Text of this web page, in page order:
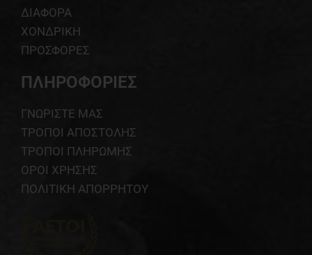
ΔΙΑΦΟΡΑ
ΧΟΝΔΡΙΚΗ
ΠΡΟΣΦΟΡΕΣ
ΠΛΗΡΟΦΟΡΙΕΣ
ΓΝΩΡΙΣΤΕ ΜΑΣ
ΤΡΟΠΟΙ ΑΠΟΣΤΟΛΗΣ
ΤΡΟΠΟΙ ΠΛΗΡΩΜΗΣ
ΟΡΟΙ ΧΡΗΣΗΣ
ΠΟΛΙΤΙΚΗ ΑΠΟΡΡΗΤΟΥ